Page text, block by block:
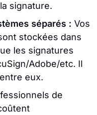
signature.
séparés : Vos
stockées dans
les signatures
Adobe/etc. Il
eux.
de